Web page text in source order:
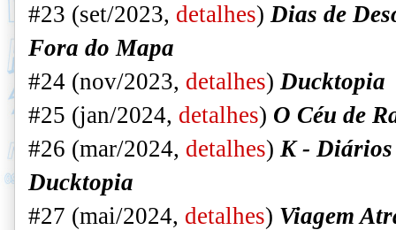
#23 (set/2023, detalhes) Dias de
Fora do Mapa
#24 (nov/2023, detalhes) Ducktopia
#25 (jan/2024, detalhes) O Céu de
#26 (mar/2024, detalhes) K - Diários
Ducktopia
#27 (mai/2024, detalhes) Viagem